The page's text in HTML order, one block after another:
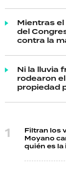
Mientras
del
contra la
Ni la lluvia
rodearon
propiedad
Filtran los
Moyano
quién es